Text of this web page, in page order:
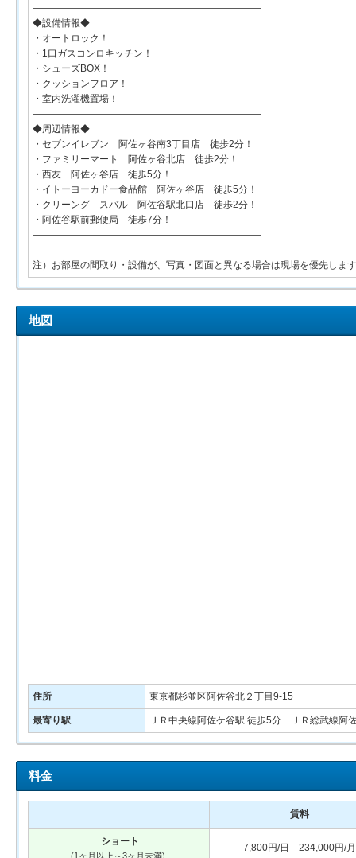
――――――――――――――――――――――――
◆設備情報◆
・オートロック！
・1口ガスコンロキッチン！
・シューズBOX！
・クッションフロア！
・室内洗濯機置場！
――――――――――――――――――――――――
◆周辺情報◆
・セブンイレブン 阿佐ヶ谷南3丁目店 徒歩2分！
・ファミリーマート 阿佐ヶ谷北店 徒歩2分！
・西友 阿佐ヶ谷店 徒歩5分！
・イトーヨーカドー食品館 阿佐ヶ谷店 徒歩5分！
・クリーング スバル 阿佐谷駅北口店 徒歩2分！
・阿佐谷駅前郵便局 徒歩7分！
――――――――――――――――――――――――
注）お部屋の間取り・設備が、写真・図面と異なる場合は現場を優先しま
地図
住所 東京都杉並区阿佐谷北２丁目9-15
最寄り駅 ＪＲ中央線阿佐ケ谷駅 徒歩5分 ＪＲ総武線阿
料金
賃料
ショート
(1ヶ月以上～3ヶ月未満)
7,800円/日 234,000円/月